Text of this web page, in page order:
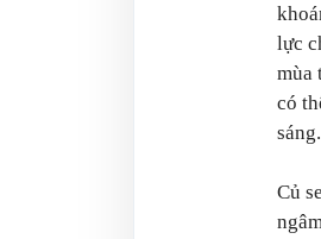
lực
mùa
có
sáng.
Củ